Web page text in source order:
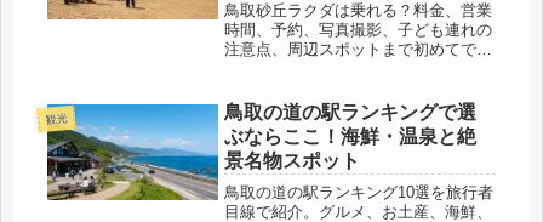
鳥取砂丘ラクダは乗れる？料金、営業
時間、予約、写真撮影、子ども連れの
注意点、周辺スポットまで初めてでも
観光
鳥取の道の駅ランキングで選
ぶならここ！海鮮・温泉と絶
景名物スポット
鳥取の道の駅ランキング10選を旅行者
目線で紹介。グルメ、お土産、海鮮、